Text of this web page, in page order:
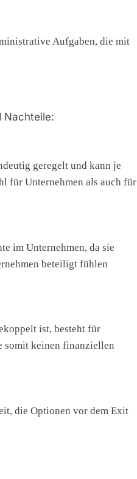
Aufgaben, die mit
Nachteile:
geregelt und kann je
für Unternehmen als auch für
im Unternehmen, da sie
beteiligt fühlen
ist, besteht für
somit keinen finanziellen
die Optionen vor dem Exit